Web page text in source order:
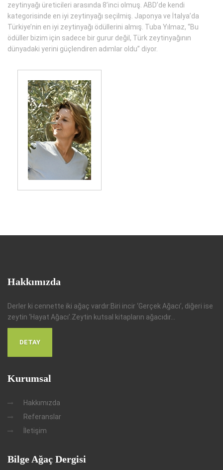
zeytinyağı üreticileri arasında 8’inci olmuş. ABD’de kendi
kategorisinde en iyi zeytinyağı seçilmiş. Japonya ve İtalya’da
Türkiye’nin en iyi zeytinyağı ödüllerini almış. Tuba Yılmaz, “Bu
ödüller bizim için sadece bir gurur değil, Türk zeytinyağının
dünyadaki yerini güçlendiren adımlar oldu” diyor.
Hakkımızda
Derler ki cennette iki ağaç vardır:Biri incir ‘Gerçek Ağacı’, diğeri ise
zeytin ‘Hayat Ağacı’.Zeytin kutsal kitapların ağacıdır...
DETAY
Kurumsal
Hakkımızda
Referanslar
İletişim
Bilge Ağaç Dergisi